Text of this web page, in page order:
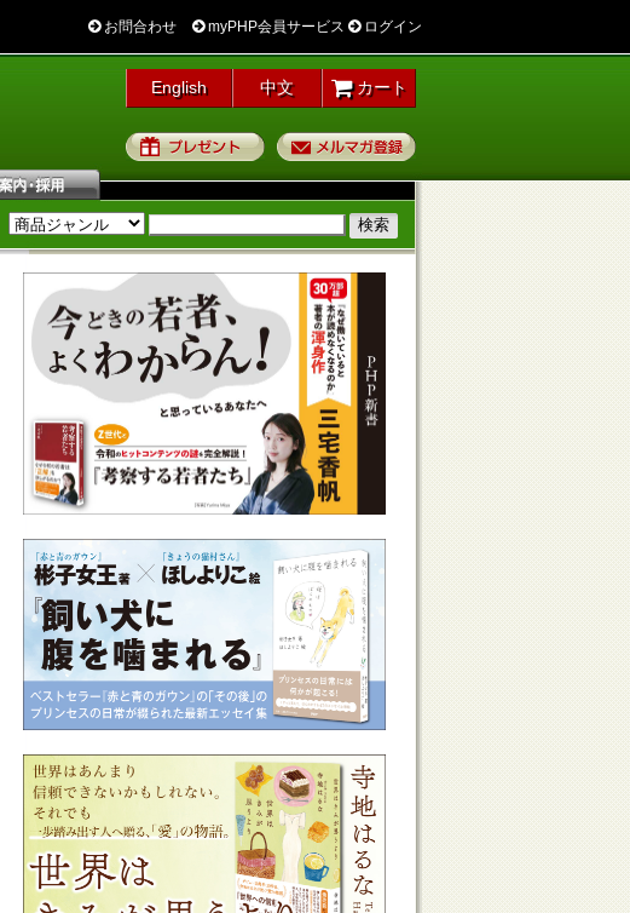
お問合わせ myPHP会員サービス ログイン
English 中文 カート
プレゼント